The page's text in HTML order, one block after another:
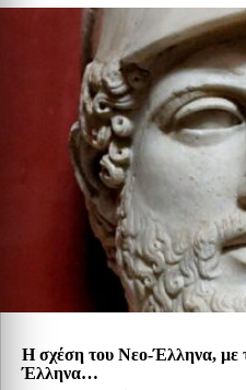
Η σχέση του Νεο-Έλληνα, με
Έλληνα…